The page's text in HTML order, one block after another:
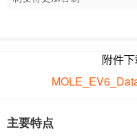
附件下
主要特点